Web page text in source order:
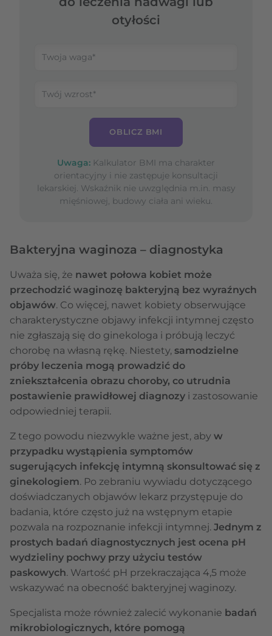
otyłości
OBLICZ BMI
Uwaga: Kalkulator BMI ma charakter
orientacyjny i nie zastępuje konsultacji
lekarskiej. Wskaźnik nie uwzględnia m.in. masy
mięśniowej, budowy ciała ani wieku.
Bakteryjna waginoza – diagnostyka
Uważa się, że nawet połowa kobiet może
przechodzić waginozę bakteryjną bez wyraźnych
objawów. Co więcej, nawet kobiety obserwujące
charakterystyczne objawy infekcji intymnej często
nie zgłaszają się do ginekologa i próbują leczyć
chorobę na własną rękę. Niestety, samodzielne
próby leczenia mogą prowadzić do
zniekształcenia obrazu choroby, co utrudnia
postawienie prawidłowej diagnozy i zastosowanie
odpowiedniej terapii.
Z tego powodu niezwykle ważne jest, aby w
przypadku wystąpienia symptomów
sugerujących infekcję intymną skonsultować się z
ginekologiem. Po zebraniu wywiadu dotyczącego
doświadczanych objawów lekarz przystępuje do
badania, które często już na wstępnym etapie
pozwala na rozpoznanie infekcji intymnej. Jednym z
prostych badań diagnostycznych jest ocena pH
wydzieliny pochwy przy użyciu testów
paskowych. Wartość pH przekraczająca 4,5 może
wskazywać na obecność bakteryjnej waginozy.
Specjalista może również zalecić wykonanie badań
mikrobiologicznych, które pomogą